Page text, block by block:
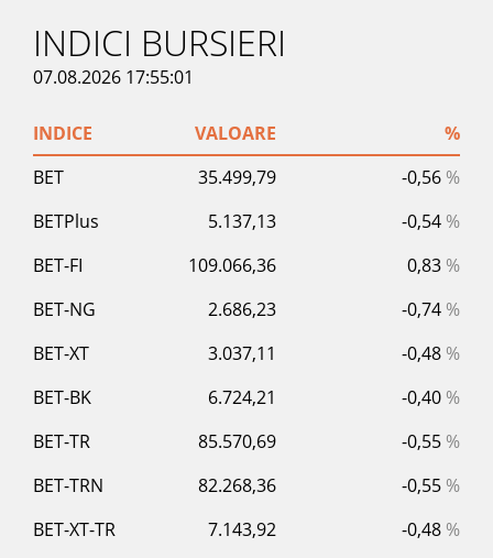
INDICI BURSIERI
07.08.2026 17:55:01
INDICE VALOARE
%
BET
35.499,79 -0,56 %
BETPlus
5.137,13 -0,54 %
BET-FI
109.066,36 0,83 %
BET-NG
2.686,23 -0,74 %
BET-XT
3.037,11 -0,48 %
BET-BK
6.724,21 -0,40 %
BET-TR
85.570,69 -0,55 %
BET-TRN
82.268,36 -0,55 %
BET-XT-TR
7.143,92 -0,48 %